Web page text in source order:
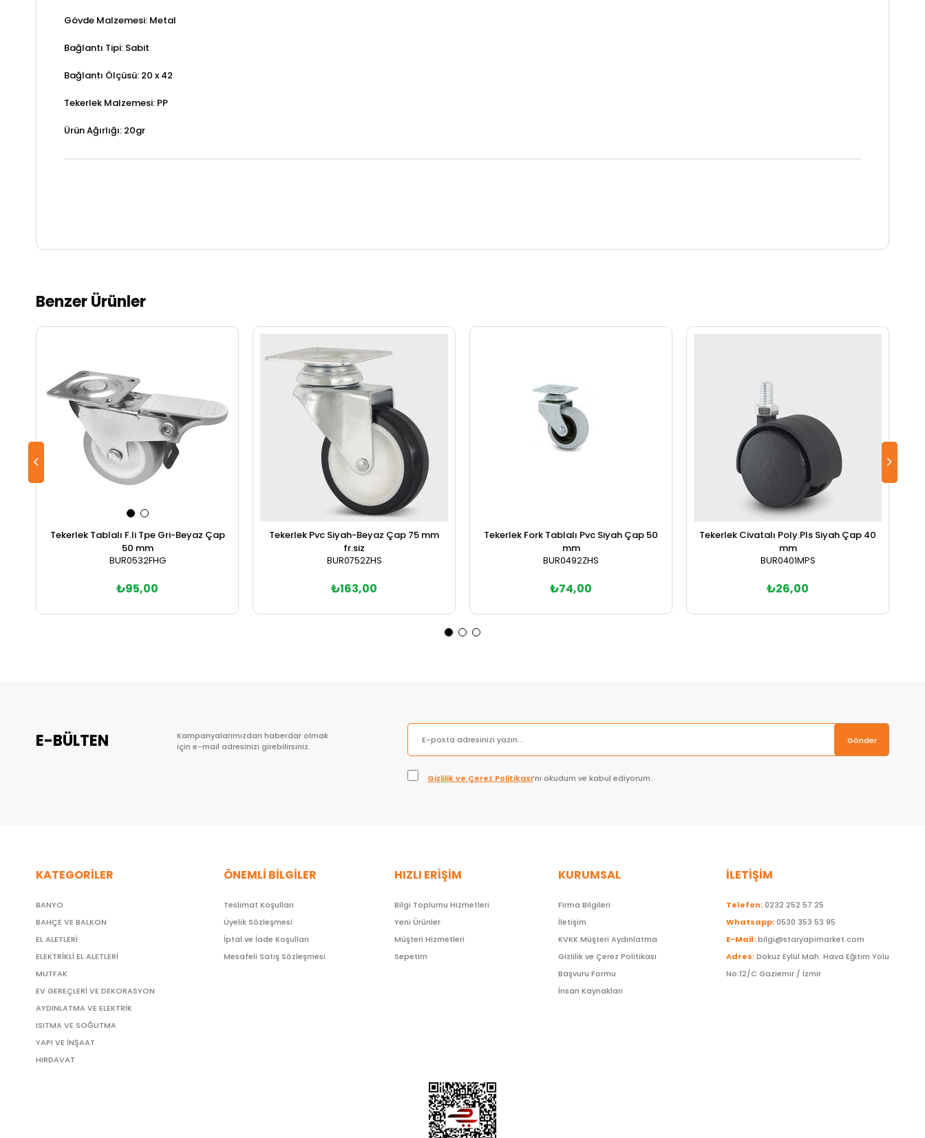
Gövde Malzemesi: Metal
Bağlantı Tipi: Sabit
Bağlantı Ölçüsü: 20 x 42
Tekerlek Malzemesi: PP
Ürün Ağırlığı: 20gr
Benzer Ürünler
Tekerlek Tablalı F.li Tpe Gri-Beyaz Çap
50 mm
BUR0532FHG
₺95,00
Tekerlek Pvc Siyah-Beyaz Çap 75 mm
fr.siz
BUR0752ZHS
₺163,00
Tekerlek Fork Tablalı Pvc Siyah Çap 50
mm
BUR0492ZHS
₺74,00
Tekerlek Civatalı Poly.Pls Siyah Çap 40
mm
BUR0401MPS
₺26,00
E-BÜLTEN
Kampanyalarımızdan haberdar olmak
için e-mail adresinizi girebilirsiniz.
Gönder
Gizlilik ve Çerez Politikası’nı okudum ve kabul ediyorum.
KATEGORİLER
BANYO
BAHÇE VE BALKON
EL ALETLERİ
ELEKTRİKLİ EL ALETLERİ
MUTFAK
EV GEREÇLERİ VE DEKORASYON
AYDINLATMA VE ELEKTRİK
ISITMA VE SOĞUTMA
YAPI VE İNŞAAT
HIRDAVAT
ÖNEMLİ BİLGİLER
Teslimat Koşulları
Üyelik Sözleşmesi
İptal ve İade Koşulları
Mesafeli Satış Sözleşmesi
HIZLI ERİŞİM
Bilgi Toplumu Hizmetleri
Yeni Ürünler
Müşteri Hizmetleri
Sepetim
KURUMSAL
Firma Bilgileri
İletişim
KVKK Müşteri Aydınlatma
Gizlilik ve Çerez Politikası
Başvuru Formu
İnsan Kaynakları
İLETİŞİM
Telefon:0232 252 57 25
Whatsapp:0530 353 53 95
E-Mail:bilgi@staryapimarket.com
Adres:Dokuz Eylül Mah. Hava Eğitim Yolu
No:12/C Gaziemir / İzmir